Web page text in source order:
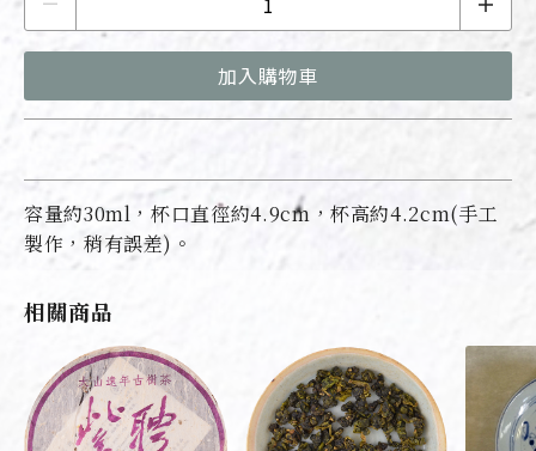
加入購物車
容量約30ml，杯口直徑約4.9cm，杯高約4.2cm(手工
製作，稍有誤差)。
相關商品